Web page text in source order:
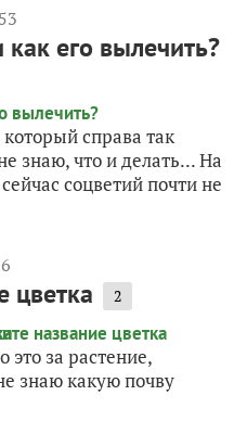
как его вылечить?
справа так
знаю, что и делать... На
соцветий почти не
цветка 2
это за растение,
знаю какую почву